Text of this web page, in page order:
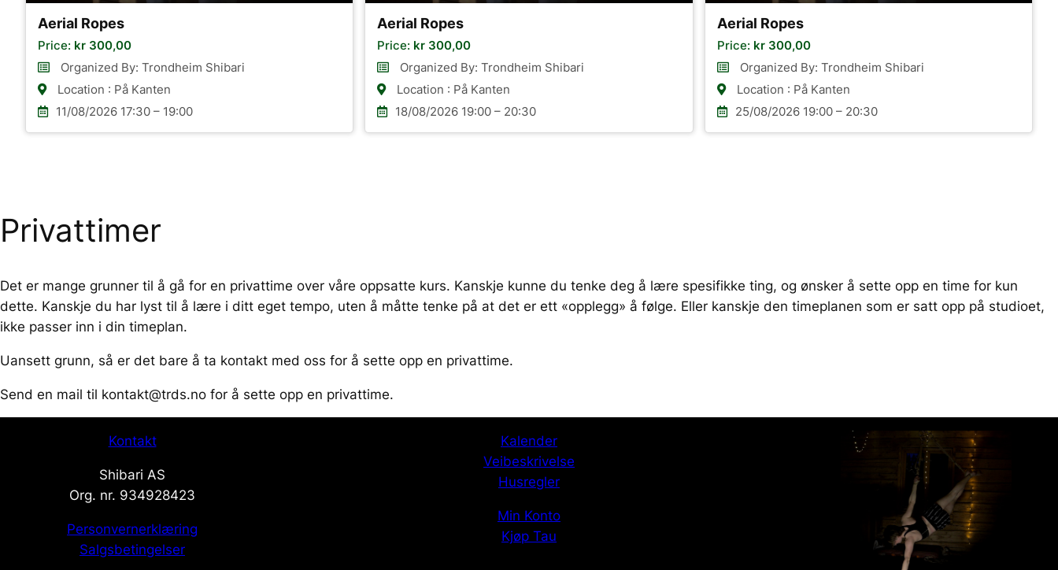
Aerial Ropes
Price: kr 300,00
Organized By: Trondheim Shibari
Location : På Kanten
11/08/2026 17:30 – 19:00
Aerial Ropes
Price: kr 300,00
Organized By: Trondheim Shibari
Location : På Kanten
18/08/2026 19:00 – 20:30
Aerial Ropes
Price: kr300,00
Organized By: Trondheim Shibari
Location : På Kanten
25/08/2026 19:00 – 20:30
Privattimer
Det er mange grunner til å gå for en privattime over våre oppsatte kurs. Kanskje kunne du tenke deg å lære spesifikke ting, og ønsker å sette opp en time for kun
dette. Kanskje du har lyst til å lære i ditt eget tempo, uten å måtte tenke på at det er ett «opplegg» å følge. Eller kanskje den timeplanen som er satt opp på studioet,
ikke passer inn i din timeplan.
Uansett grunn, så er det bare å ta kontakt med oss for å sette opp en privattime.
Send en mail til kontakt@trds.no for å sette opp en privattime.
Kontakt
Shibari AS
Org. nr. 934928423
Personvernerklæring
Salgsbetingelser
Kalender
Veibeskrivelse
Husregler
Min Konto
Kjøp Tau